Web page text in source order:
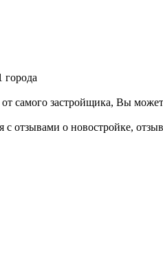
города
самого застройщика, Вы
с отзывами о новостройке,